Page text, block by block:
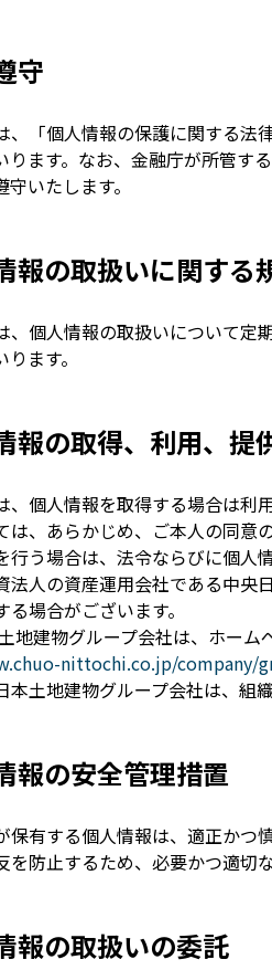
守
、「個人情報の保護に関する法
ります。なお、金融庁が所管す
いたします。
報の取扱いに関する
、個人情報の取扱いについて定
ます。
報の取得、利用、提
、個人情報を取得する場合は利
は、あらかじめ、ご本人の同意
行う場合は、法令ならびに個人
法人の資産運用会社である中
る場合がございます。
地建物グループ会社は、ホーム
nittochi.co.jp/company/
本土地建物グループ会社は、組
報の安全管理措置
保有する個人情報は、適正かつ
を防止するため、必要かつ適切
報の取扱いの委託